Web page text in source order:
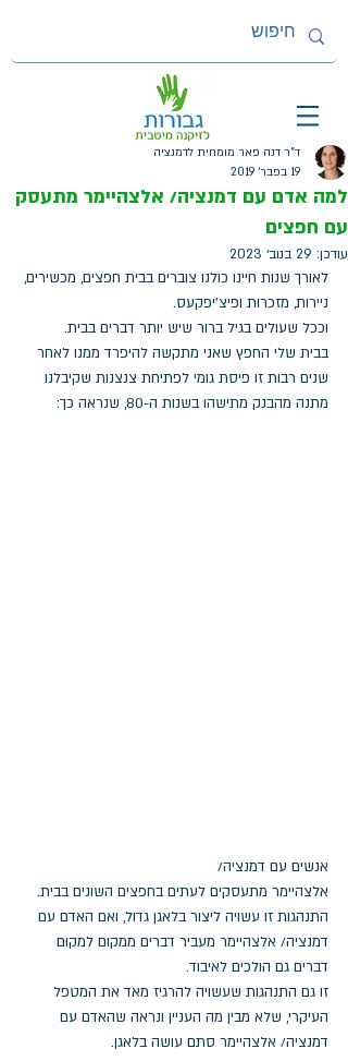
למה אדם עם דמנציה/ אלצהיימר מתעסק
עם חפצים
ד"ר דנה פאר מומחית לדמנציה
19 בפבר׳ 2019
עודכן: 29 בנוב׳ 2023
לאורך שנות חיינו כולנו צוברים בבית חפצים, מכשירים,
ניירות, מזכרות ופיצ'יפקעס.
וככל שעולים בגיל ברור שיש יותר דברים בבית.
בבית שלי החפץ שאני מתקשה להיפרד ממנו לאחר
שנים רבות זו פיסת גומי לפתיחת צנצנות שקיבלנו
מתנה מהבנק מתישהו בשנות ה-80, שנראה כך:
אנשים עם דמנציה/
אלצהיימר מתעסקים לעתים בחפצים השונים בבית.
התנהגות זו עשויה ליצור בלאגן גדול, ואם האדם עם
דמנציה/ אלצהיימר מעביר דברים ממקום למקום
דברים גם הולכים לאיבוד.
זו גם התנהגות שעשויה להרגיז מאד את המטפל
העיקרי, שלא מבין מה העניין ונראה שהאדם עם
דמנציה/ אלצהיימר סתם עושה בלאגן.